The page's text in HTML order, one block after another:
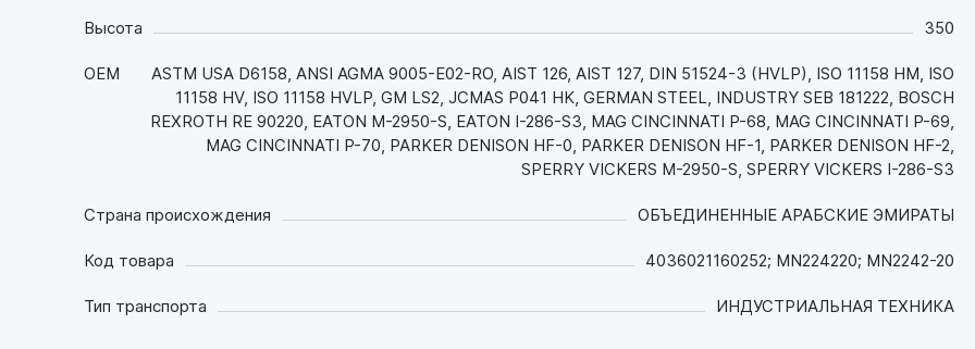
Высота 350
OEM
ASTM USA D6158, ANSI AGMA 9005-E02-RO, AIST 126, AIST 127, DIN 51524-3 (HVLP), ISO 11158 HM, ISO
11158 HV, ISO 11158 HVLP, GM LS2, JCMAS P041 HK, GERMAN STEEL, INDUSTRY SEB 181222, BOSCH
REXROTH RE 90220, EATON M-2950-S, EATON I-286-S3, MAG CINCINNATI P-68, MAG CINCINNATI P-69,
MAG CINCINNATI P-70, PARKER DENISON HF-0, PARKER DENISON HF-1, PARKER DENISON HF-2,
SPERRY VICKERS M-2950-S, SPERRY VICKERS I-286-S3
Страна происхождения ОБЪЕДИНЕННЫЕ АРАБСКИЕ ЭМИРАТЫ
Код товара 4036021160252; MN224220; MN2242-20
Тип транспорта ИНДУСТРИАЛЬНАЯ ТЕХНИКА